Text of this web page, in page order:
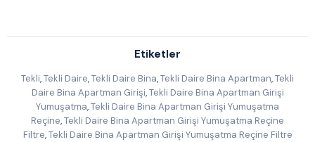
Etiketler
Tekli,Tekli Daire,Tekli Daire Bina,Tekli Daire Bina Apartman,Tekli
Daire Bina Apartman Girişi, Tekli Daire Bina Apartman Girişi
Yumuşatma,Tekli Daire Bina Apartman Girişi Yumuşatma
Reçine,Tekli Daire Bina Apartman Girişi Yumuşatma Reçine
Filtre, Tekli Daire Bina Apartman Girişi Yumuşatma Reçine Filtre